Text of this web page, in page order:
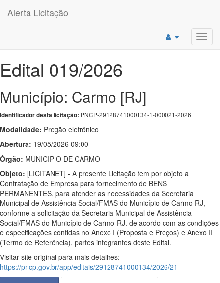
Alerta Licitação
Edital 019/2026
Município: Carmo [RJ]
Identificador desta licitação: PNCP-29128741000134-1-000021-2026
Modalidade: Pregão eletrônico
Abertura: 19/05/2026 09:00
Órgão: MUNICIPIO DE CARMO
Objeto: [LICITANET] - A presente Licitação tem por objeto a
Contratação de Empresa para fornecimento de BENS
PERMANENTES, para atender as necessidades da Secretaria
Municipal de Assistência Social/FMAS do Município de Carmo-RJ,
conforme a solicitação da Secretaria Municipal de Assistência
Social/FMAS do Município de Carmo-RJ, de acordo com as condições
e especificações contidas no Anexo I (Proposta e Preços) e Anexo II
(Termo de Referência), partes integrantes deste Edital.
Visitar site original para mais detalhes:
https://pncp.gov.br/app/editais/29128741000134/2026/21